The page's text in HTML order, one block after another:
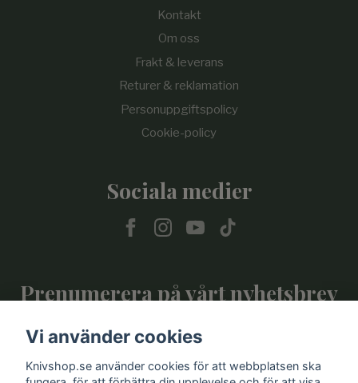
Kontakt
Om oss
Frakt & leverans
Returer & reklamation
Personuppgiftspolicy
Cookie-policy
Sociala medier
Prenumerera på vårt nyhetsbrev
Vi använder cookies
Knivshop.se använder cookies för att webbplatsen ska